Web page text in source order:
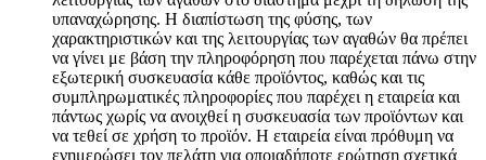
υπαναχώρησης. Η διαπίστωση της φύσης, των
χαρακτηριστικών και της λειτουργίας των αγαθών θα πρέπει
να γίνει με βάση την πληροφόρηση που παρέχεται πάνω στην
εξωτερική συσκευασία κάθε προϊόντος, καθώς και τις
συμπληρωματικές πληροφορίες που παρέχει η εταιρεία και
πάντως χωρίς να ανοιχθεί η συσκευασία των προϊόντων και
να τεθεί σε χρήση το προϊόν. Η εταιρεία είναι πρόθυμη να
ενημερώσει τον πελάτη για οποιαδήποτε ερώτηση σχετικά